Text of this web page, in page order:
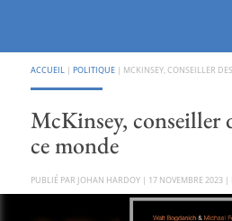
ACCUEIL | POLITIQUE| MCKINSEY, CONSEILLER
McKinsey, conseiller
ce monde
PAR JOHAN HARDOY| 17 NOVEMBRE 2023|